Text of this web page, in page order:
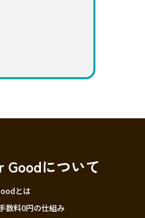
Goodについて
とは
数料0円の仕組み